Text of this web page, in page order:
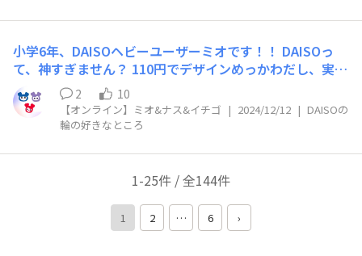
小学6年、DAISOヘビーユーザーミオです！！ DAISOっ
て、神すぎません？ 110円でデザインめっかわだし、実用
性も兼ね備えてる。 社会科見学、DAISOに行きたいくら
いだわ DAISO歴12年です。0歳の時からDAISOのおもちゃ
やベビー用品 を使ってきました。DAISOさん、マジで感
ます！！
2 10
【オンライン】ミオ&ナス&イチゴ | 2024/12/12 | DAISOの
輪の好きなところ
1-25件 / 全144件
1 2 … 6 ›